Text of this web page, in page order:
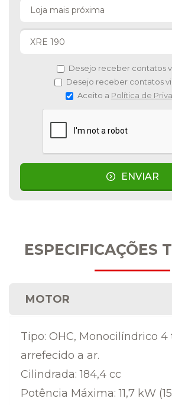
Desejo receber contatos
Desejo receber contatos
Aceito a Política de
ENVIAR
ESPECIFICAÇÕES
MOTOR
Tipo: OHC, Monocilíndrico 4
arrefecido a ar.
Cilindrada: 184,4 cc
Potência Máxima: 11,7 kW